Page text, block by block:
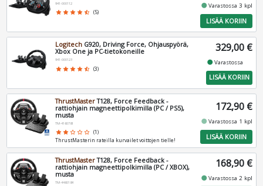
941-000112
star star star star star_half (5)
fiber_manual_recordVarastossa 3 kpl
LISÄÄ KORIIN
Logitech G920, Driving Force, Ohjauspyörä,
Xbox One ja PC-tietokoneille
941-000123
star star star star star_half (3)
329,00 €
fiber_manual_recordVarastossa
LISÄÄ KORIIN
ThrustMasterT128, Force Feedback -
rattiohjain magneettipolkimilla (PC / PS5),
musta
TM-4160781
star star star_border star_border star_border (1)
ThrustMasterin rateilla kurvailet voittojen tielle!
172,90 €
fiber_manual_recordVarastossa 1 kpl
LISÄÄ KORIIN
ThrustMasterT128, Force Feedback -
rattiohjain magneettipolkimilla (PC / XBOX),
musta
TM-4460184
168,90 €
fiber_manual_recordVarastossa 2 kpl